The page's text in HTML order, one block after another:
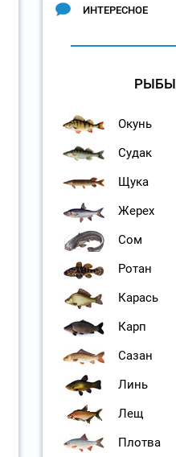
ИНТЕРЕСНОЕ
РЫБЫ
Окунь
Судак
Щука
Жерех
Сом
Ротан
Карась
Карп
Сазан
Линь
Лещ
Плотва